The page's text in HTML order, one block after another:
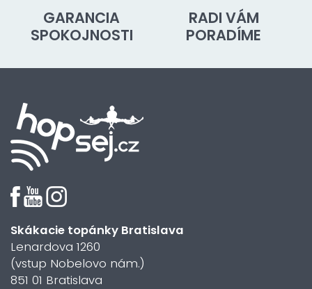
GARANCIA
SPOKOJNOSTI
RADI VÁM
PORADÍME
Skákacie topánky Bratislava
Lenardova 1260
(vstup Nobelovo nám.)
851 01 Bratislava